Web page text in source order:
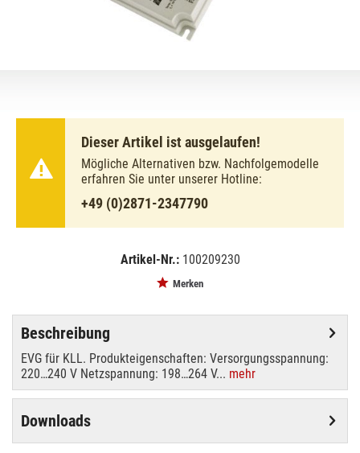
Dieser Artikel ist ausgelaufen!
Mögliche Alternativen bzw. Nachfolgemodelle
erfahren Sie unter unserer Hotline:
+49 (0)2871-2347790
Artikel-Nr.: 100209230
Merken
Beschreibung
EVG für KLL. Produkteigenschaften: Versorgungsspannung:
220…240 V Netzspannung: 198…264 V... mehr
Downloads